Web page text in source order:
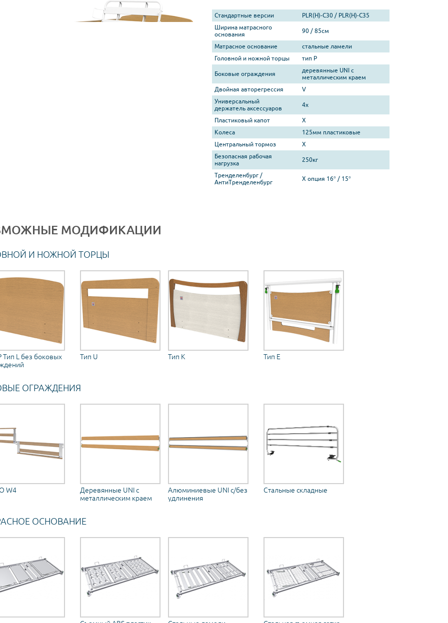
Стандартные версии
PLR(H)-C30 / PLR(H)-C35
Ширина матрасного
основания
90 / 85см
Матрасное основание
стальные ламели
Головной и ножной торцы
тип P
Боковые ограждения
деревянные UNI с
металлическим краем
Двойная авторегрессия
V
Универсальный
держатель аксессуаров
4x
Пластиковый капот
X
Колеса
125мм пластиковые
Центральный тормоз
X
Безопасная рабочая
нагрузка
250кг
Тренделенбург /
АнтиТренделенбург
X опция 16° / 15°
МОДИФИКАЦИИ
И НОЖНОЙ ТОРЦЫ
Тип L без боковых
Тип U Тип K Тип E
ОГРАЖДЕНИЯ
W4
Деревянные UNI с
металлическим краем
Алюминиевые UNI с/без
удлинения
Стальные складные
ОСНОВАНИЕ